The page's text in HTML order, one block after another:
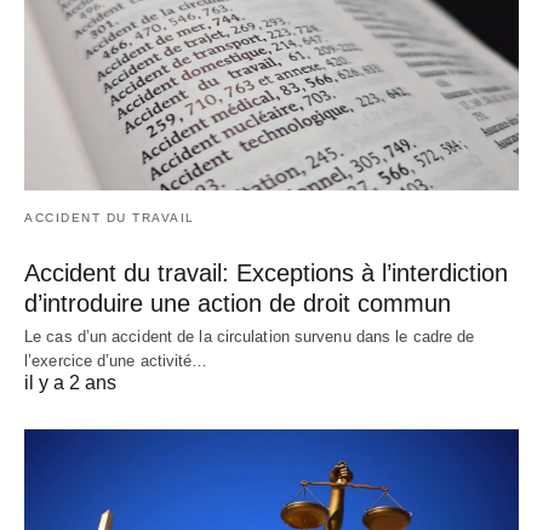
ACCIDENT DU TRAVAIL
Accident du travail: Exceptions à l’interdiction
d’introduire une action de droit commun
Le cas d’un accident de la circulation survenu dans le cadre de
l’exercice d’une activité…
il y a 2 ans